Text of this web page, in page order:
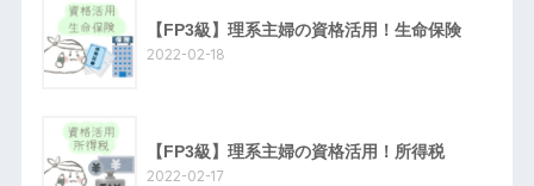
【FP3級】理系主婦の資格活用！生命保険
2022-02-18
【FP3級】理系主婦の資格活用！所得税
2022-02-17